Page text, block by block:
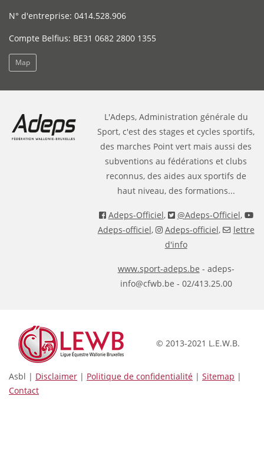
N° d'entreprise: 0414.528.906
Compte Belfius: BE31 0682 2800 1355
Map
L'Adeps, Administration générale du
Sport, c'est des stages et cycles sportifs,
des marches Point vert mais aussi des
subventions au fédérations et clubs
reconnus, des aides aux sportifs de
haut niveau, des formations...
Adeps-Officiel, @Adeps-Officiel,
Adeps-officiel, Adeps-officiel,
lettre
d'info
www.sport-adeps.be - adeps-
info@cfwb.be - 02/413.25.00
© 2013-2021 L.E.W.B.
Asbl | Disclaimer | Politique de confidentialité | Sitemap |
Contact